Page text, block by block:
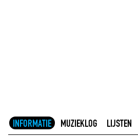
INFORMATIE MUZIEKLOG LIJSTEN